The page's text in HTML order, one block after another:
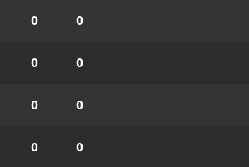
0
0
0
0
0
0
0
0